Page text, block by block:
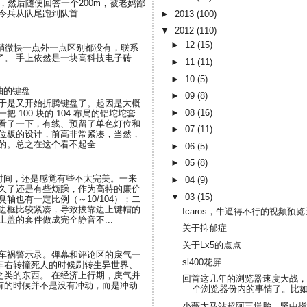
然后随便回答一个200m，被老妈鄙
从队尾跑到队首...
微快一点外一点区别都没有，联系
手上依然是一块高科技电子砖
的键盘
是又开始折腾键盘了。起因是大概
把 100 块的 104 布局的铝坨坨套
了一下，有线、预留了单色灯位和
板的设计，前高非常紧凑，当然，
。总之在这个看不起全...
，还是感觉有些不太完美。一来
了还是有些烦躁，作为高特的廉价
轴也有一定比例（～10/104）；二
框比较紧凑，导致拔靠边上键帽的
盖的套件做成完全静音不...
祸警示录。弹幕和评论区的戾气一
转撞死人的时候刷转生异世界、
的东西。 在经济上行期，戾气并
时候并不是没有冲动，而是冲动
► 2013 (100)
▼ 2012 (110)
► 12(15)
► 11(11)
► 10(5)
►09(8)
►08(16)
►07(11)
►06(5)
►05(8)
►04(9)
▼03(15)
Icaros，牛逼得不行的视频预
关于抑郁症
关于Lx5的点点
sl400花屏
回首这几年的浏览器速度大战
个浏览器份内的事情了。比